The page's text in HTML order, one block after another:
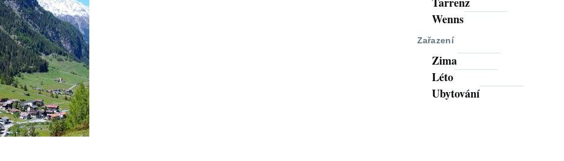
Wenns
Zařazení
Zima
Léto
Ubytování